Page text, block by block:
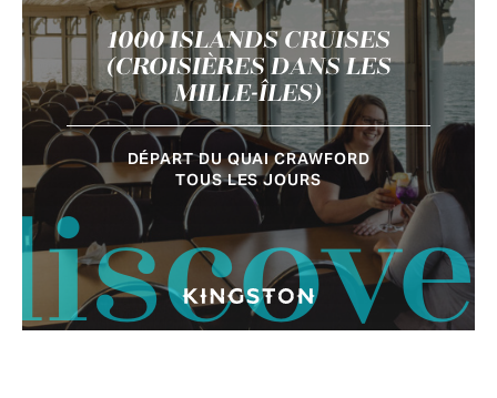
1000 ISLANDS CRUISES
(CROISIÈRES DANS LES
MILLE-ÎLES)
DÉPART DU QUAI CRAWFORD
TOUS LES JOURS